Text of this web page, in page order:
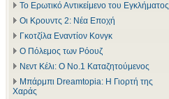
Το Ερωτικό Αντικείμενο του Εγκλήματος
Οι Κρουντς 2: Νέα Εποχή
Γκοτζίλα Εναντίον Κονγκ
Ο Πόλεμος των Ρόουζ
Νεντ Κέλι: Ο Νο.1 Καταζητούμενος
Μπάρμπι Dreamtopia: Η Γιορτή της
Χαράς